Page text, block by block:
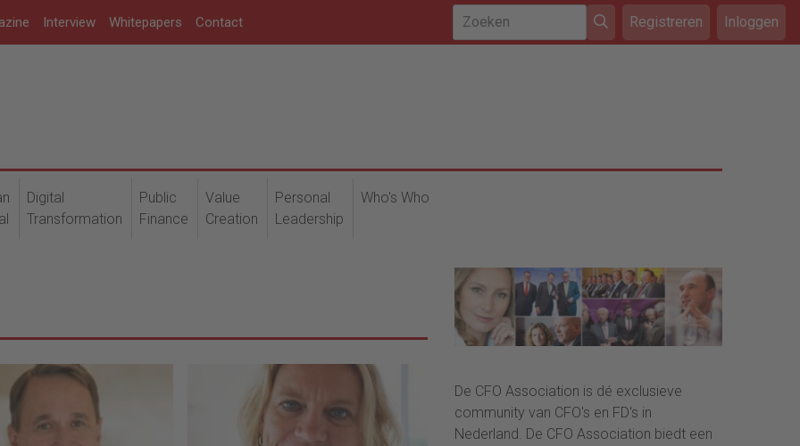
Interview Whitepapers Contact Registreren Inloggen
Digital
Transformation
Public
Finance
Value
Creation
Personal
Leadership
Who's Who
De CFO Association is dé exclusieve
community van CFO's en FD's in
Nederland. De CFO Association biedt een